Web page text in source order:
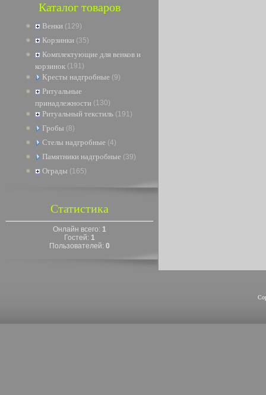
Каталог товаров
Венки (129)
Корзинки (35)
Комплектующие для венков и
корзинок (191)
Кресты надгробные (9)
Ритуальные
принадлежности (130)
Ритуальный текстиль (191)
Гробы (8)
Стелы надгробные (4)
Памятники надгробные (39)
Ограды (165)
Статистика
Онлайн всего: 1
Гостей: 1
Пользователей: 0